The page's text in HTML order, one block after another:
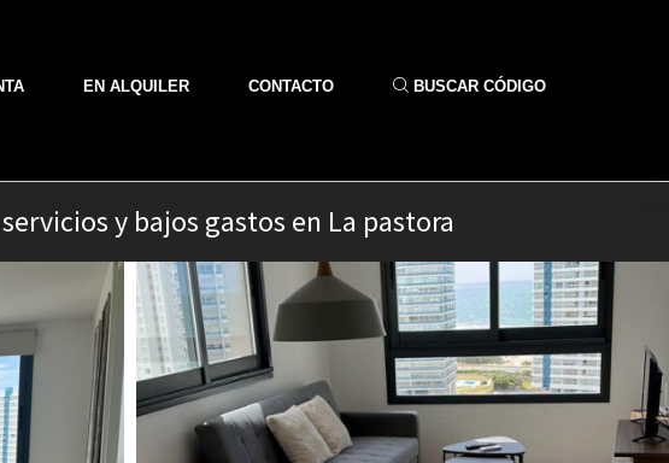
EN ALQUILER CONTACTO BUSCAR CÓDIGO
y bajos gastos en La pastora